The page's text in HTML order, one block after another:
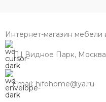
Интернет-магазин мебели
ТЦ Видное Парк, Москва
Email: hifohome@ya.ru